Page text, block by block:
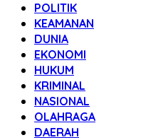
POLITIK
KEAMANAN
DUNIA
EKONOMI
HUKUM
KRIMINAL
NASIONAL
OLAHRAGA
DAERAH